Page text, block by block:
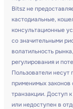
Bitsz не
кастодиальные,
консультационные
со значительными
волатильность
регулирования и
Пользователи несут
применимых
транзакции. Доступ
или недоступен в